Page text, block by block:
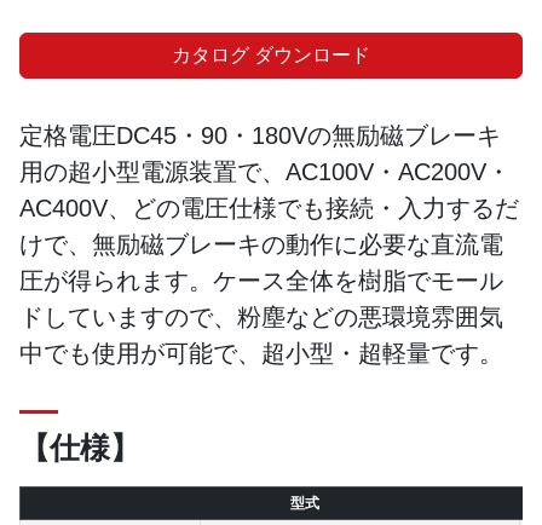
カタログ ダウンロード
定格電圧DC45・90・180Vの無励磁ブレーキ
用の超小型電源装置で、AC100V・AC200V・
AC400V、どの電圧仕様でも接続・入力するだ
けで、無励磁ブレーキの動作に必要な直流電
圧が得られます。ケース全体を樹脂でモール
ドしていますので、粉塵などの悪環境雰囲気
中でも使用が可能で、超小型・超軽量です。
【仕様】
型式